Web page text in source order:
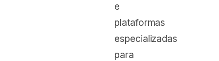
e
plataformas
especializadas
para